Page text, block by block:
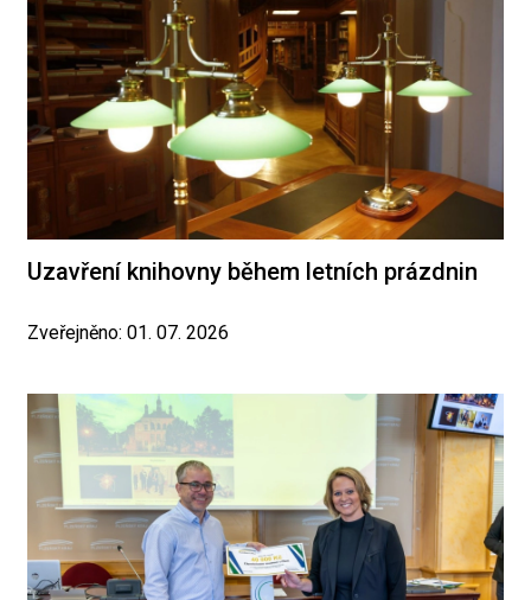
Uzavření knihovny během letních prázdnin
Zveřejněno: 01. 07. 2026